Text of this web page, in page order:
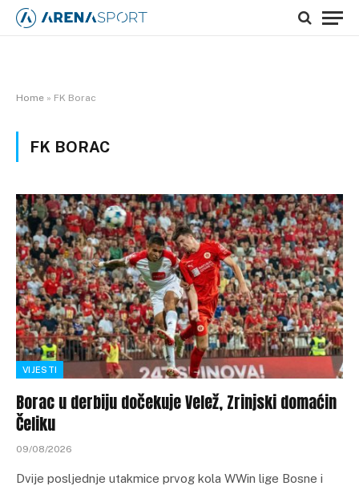
Home » FK Borac
FK BORAC
VIJESTI
Borac u derbiju dočekuje Velež, Zrinjski domaćin
Čeliku
09/08/2026
Dvije posljednje utakmice prvog kola WWin lige Bosne i